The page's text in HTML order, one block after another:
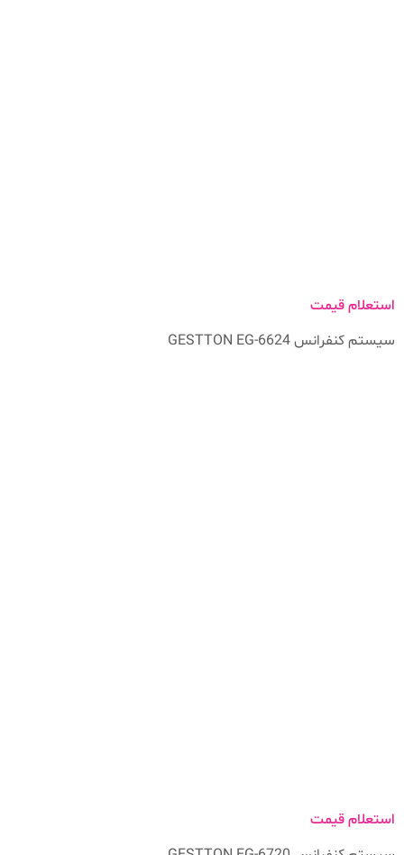
استعلام قیمت
سیستم کنفرانس GESTTON EG-6624
استعلام قیمت